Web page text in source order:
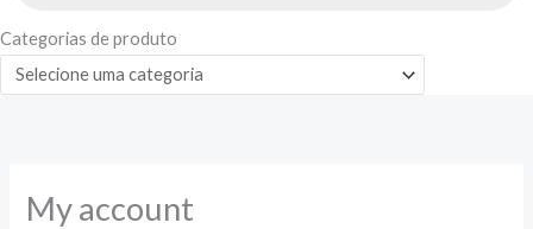
Categorias de produto
My account